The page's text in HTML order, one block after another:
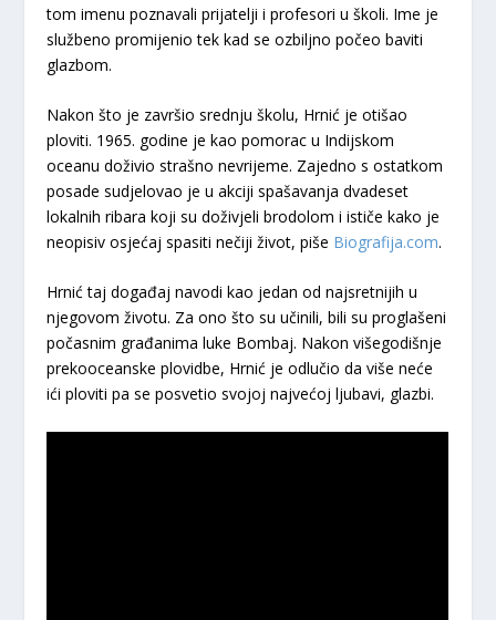
tom imenu poznavali prijatelji i profesori u školi. Ime je
službeno promijenio tek kad se ozbiljno počeo baviti
glazbom.
Nakon što je završio srednju školu, Hrnić je otišao
ploviti. 1965. godine je kao pomorac u Indijskom
oceanu doživio strašno nevrijeme. Zajedno s ostatkom
posade sudjelovao je u akciji spašavanja dvadeset
lokalnih ribara koji su doživjeli brodolom i ističe kako je
neopisiv osjećaj spasiti nečiji život, piše Biografija.com.
Hrnić taj događaj navodi kao jedan od najsretnijih u
njegovom životu. Za ono što su učinili, bili su proglašeni
počasnim građanima luke Bombaj. Nakon višegodišnje
prekooceanske plovidbe, Hrnić je odlučio da više neće
ići ploviti pa se posvetio svojoj najvećoj ljubavi, glazbi.